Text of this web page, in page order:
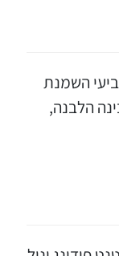
גדולה מוסיפים את 2 גביעי השמנת
הלבנה,